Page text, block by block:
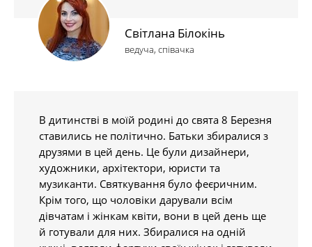
Світлана Білокінь
ведуча, співачка
В дитинстві в моїй родині до свята 8 Березня
ставились не політично. Батьки збиралися з
друзями в цей день. Це були дизайнери,
художники, архітектори, юристи та
музиканти. Святкування було феєричним.
Крім того, що чоловіки дарували всім
дівчатам і жінкам квіти, вони в цей день ще
й готували для них. Збиралися на одній